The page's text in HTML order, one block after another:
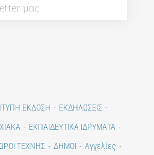
ΕΚΔΟΣΗ
ΕΚΔΗΛΩΣΕΙΣ
ΕΚΠΑΙΔΕΥΤΙΚΑ ΙΔΡΥΜΑΤΑ
ΤΕΧΝΗΣ ΔΗΜΟΙ
Αγγελίες